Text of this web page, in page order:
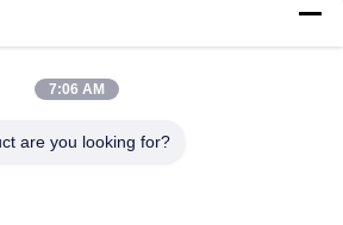
Protection Level, 0.5-50mm Cutting
with High Precision Rack And Pinion
AC220V/380V Power Supply, Working
7:06 AM
are you looking for?